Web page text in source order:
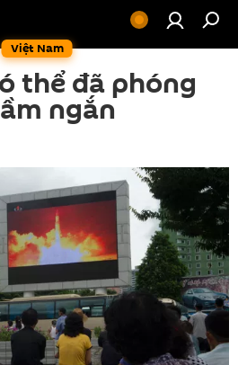
Việt Nam
thể đã phóng
ngắn